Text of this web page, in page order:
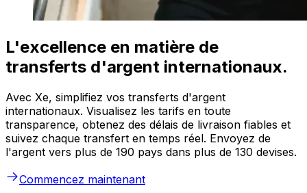
L'excellence en matière de
transferts d'argent internationaux.
Avec Xe, simplifiez vos transferts d'argent
internationaux. Visualisez les tarifs en toute
transparence, obtenez des délais de livraison fiables et
suivez chaque transfert en temps réel. Envoyez de
l'argent vers plus de 190 pays dans plus de 130 devises.
Commencez maintenant